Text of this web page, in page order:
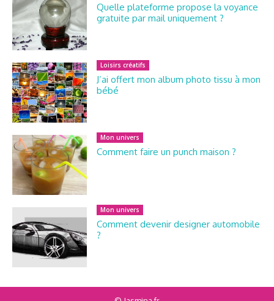
Quelle plateforme propose la voyance
gratuite par mail uniquement ?
Loisirs créatifs
J’ai offert mon album photo tissu à mon
bébé
Mon univers
Comment faire un punch maison ?
Mon univers
Comment devenir designer automobile
?